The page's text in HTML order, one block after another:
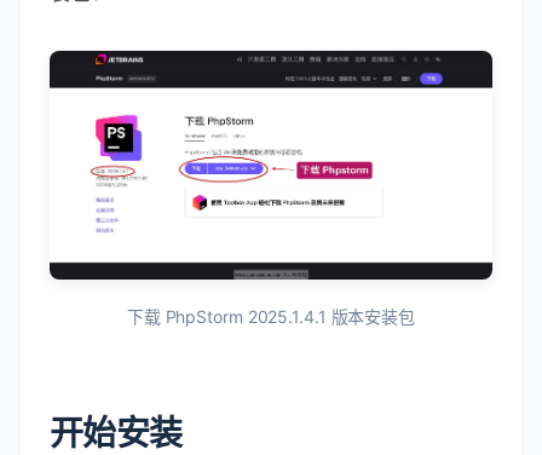
下载 PhpStorm 2025.1.4.1 版本安装包
开始安装